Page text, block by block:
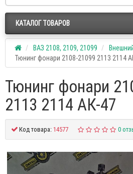
КАТАЛОГ ТОВАРОВ
ВАЗ 2108, 2109, 21099
Тюнинг фонари 2108-21099 2113 2114
Тюнинг фонари
2113 2114 АК-47
Код товара:14577 0